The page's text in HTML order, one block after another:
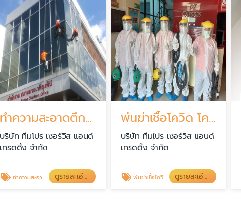
ทำความสะอาดตึกสูง โคราช
บริษัท ทีมโปร เซอร์วิส แอนด์
เทรดดิ้ง จำกัด
ทำความสะอาดตึกสูง โคราช ดูรายละเอียด
พ่นฆ่าเชื้อโควิด โคราช
บริษัท ทีมโปร เซอร์วิส แอนด์
เทรดดิ้ง จำกัด
พ่นฆ่าเชื้อโควิด โคราช ดูรายละเอียด